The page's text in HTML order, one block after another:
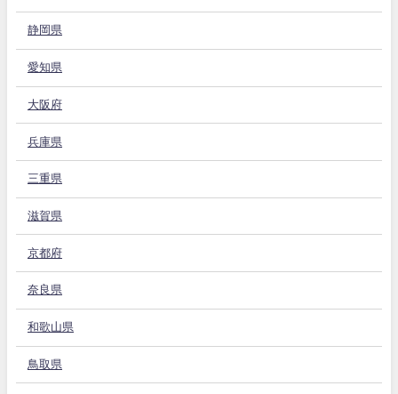
静岡県
愛知県
大阪府
兵庫県
三重県
滋賀県
京都府
奈良県
和歌山県
鳥取県